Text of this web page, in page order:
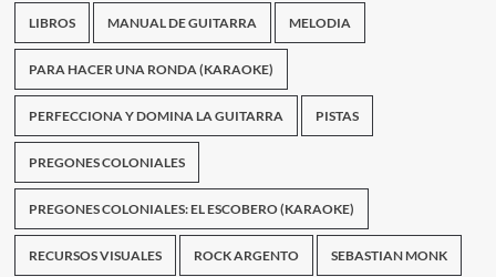
LIBROS MANUAL DE GUITARRA MELODIA
PARA HACER UNA RONDA (KARAOKE)
PERFECCIONA Y DOMINA LA GUITARRA PISTAS
PREGONES COLONIALES
PREGONES COLONIALES: EL ESCOBERO (KARAOKE)
RECURSOS VISUALES ROCK ARGENTO SEBASTIAN MONK